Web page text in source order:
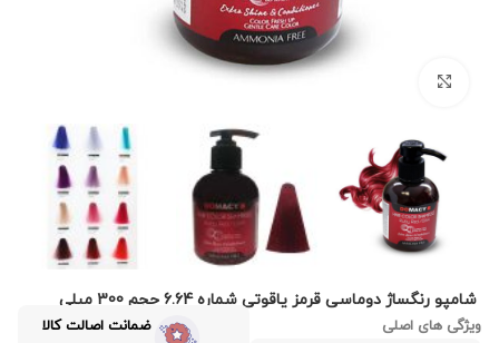
شامپو رنگساژ دوماسی قرمز یاقوتی شماره 6.64 حجم 300 میلی
ویژگی های اصلی ضمانت اصالت کالا